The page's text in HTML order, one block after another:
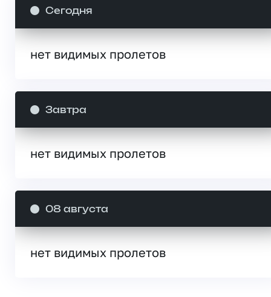
Сегодня
нет видимых пролетов
Завтра
нет видимых пролетов
08 августа
нет видимых пролетов